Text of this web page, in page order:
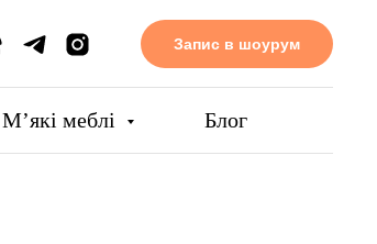
Запис в шоурум
Мʼякі меблі Блог